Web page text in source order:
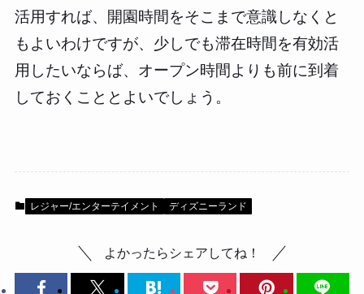
活用すれば、開園時間をそこまで意識しなくと
もよいわけですが、少しでも滞在時間を有効活
用したいならば、オープン時間よりも前に到着
しておくこととよいでしょう。
レジャー/エンターテイメント ディズニーランド
よかったらシェアしてね！